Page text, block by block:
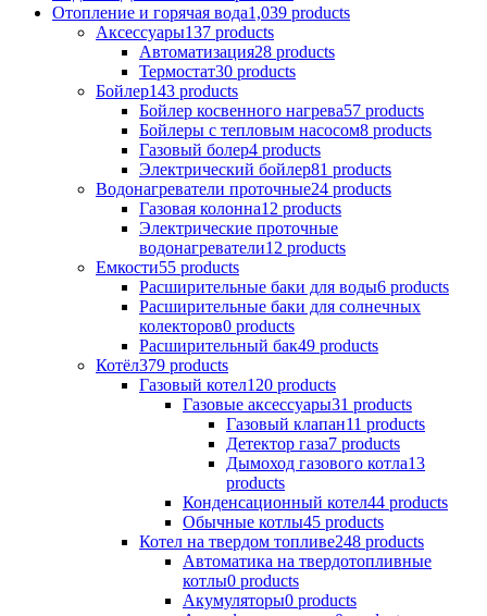
Отопление и горячая вода1,039 products
Аксессуары137 products
Aвтоматизация28 products
Термостат30 products
Бойлер143 products
Бойлер косвенного нагрева57 products
Бойлеры с тепловым насосом8 products
Газовый болер4 products
Электрический бойлер81 products
Водонагреватели проточные24 products
Газовая колонна12 products
Электрические проточные
водонагреватели12 products
Емкости55 products
Расширительные баки для воды6 products
Расширительные баки для солнечных
колекторов0 products
Расширительный бак49 products
Котёл379 products
Газовый котел120 products
Газовые аксессуары31 products
Газовый клапан11 products
Детектор газа7 products
Дымоход газового котла13
products
Конденсационный котел44 products
Обычные котлы45 products
Котел на твердом топливе248 products
Автоматика на твердотопливные
котлы0 products
Акумуляторы0 products